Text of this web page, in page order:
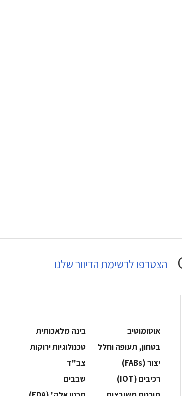
הצטרפו לרשימת הדיוור שלנו
אוטומוטיב
בינה מלאכותית
בטחון, תעופה וחלל
‫טכנולוגיות ירוקות‬
‫יצור (‪(FABs‬‬
‫צב"ד‬
‫רכיבים‬ (IOT)
‫שבבים‬